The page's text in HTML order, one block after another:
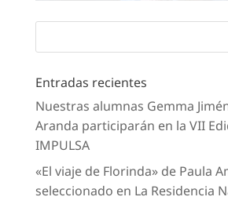
Entradas recientes
Nuestras alumnas Gemma
Aranda participarán en la VII
IMPULSA
«El viaje de Florinda» de Paula
seleccionado en La Residencia